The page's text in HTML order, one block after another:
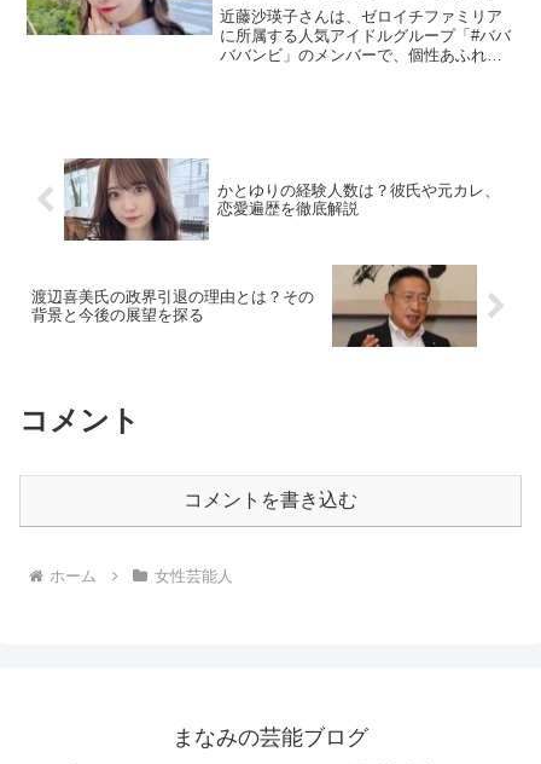
たい情報まとめ
近藤沙瑛子さんは、ゼロイチファミリア
に所属する人気アイドルグループ「#ババ
ババンビ」のメンバーで、個性あふれる
かとゆりの経験人数は？彼氏や元カレ、
恋愛遍歴を徹底解説
渡辺喜美氏の政界引退の理由とは？その
背景と今後の展望を探る
コメント
コメントを書き込む
ホーム 女性芸能人
まなみの芸能ブログ